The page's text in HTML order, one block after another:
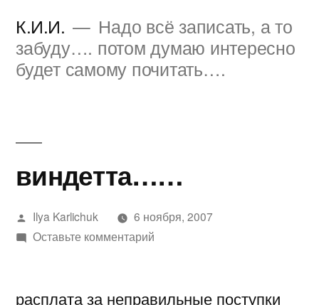
содержимому
К.И.И.
Надо всё записать, а то
забуду…. потом думаю интересно
будет самому почитать….
виндетта……
Написано
автором
Ilya Karlichuk
6 ноября, 2007
Оставьте комментарийк
расплата за неправильные поступки